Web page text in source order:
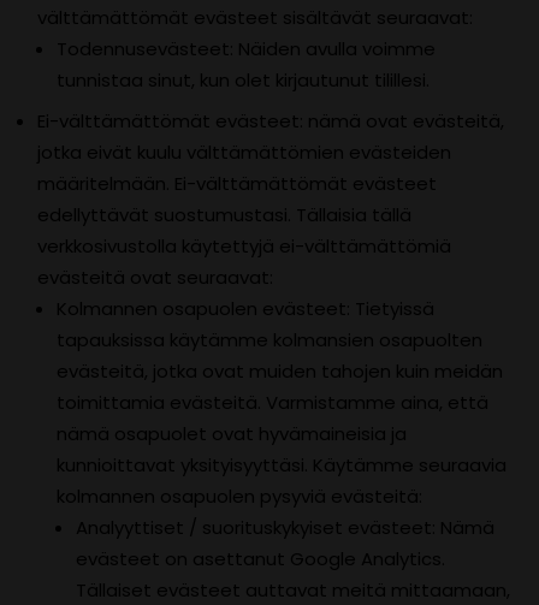
välttämättömät evästeet sisältävät seuraavat:
Todennusevästeet: Näiden avulla voimme
tunnistaa sinut, kun olet kirjautunut tilillesi.
Ei-välttämättömät evästeet: nämä ovat evästeitä,
jotka eivät kuulu välttämättömien evästeiden
määritelmään. Ei-välttämättömät evästeet
edellyttävät suostumustasi. Tällaisia ​​tällä
verkkosivustolla käytettyjä ei-välttämättömiä
evästeitä ovat seuraavat:
Kolmannen osapuolen evästeet: Tietyissä
tapauksissa käytämme kolmansien osapuolten
evästeitä, jotka ovat muiden tahojen kuin meidän
toimittamia evästeitä. Varmistamme aina, että
nämä osapuolet ovat hyvämaineisia ja
kunnioittavat yksityisyyttäsi. Käytämme seuraavia
kolmannen osapuolen pysyviä evästeitä:
Analyyttiset / suorituskykyiset evästeet: Nämä
evästeet on asettanut Google Analytics.
Tällaiset evästeet auttavat meitä mittaamaan,